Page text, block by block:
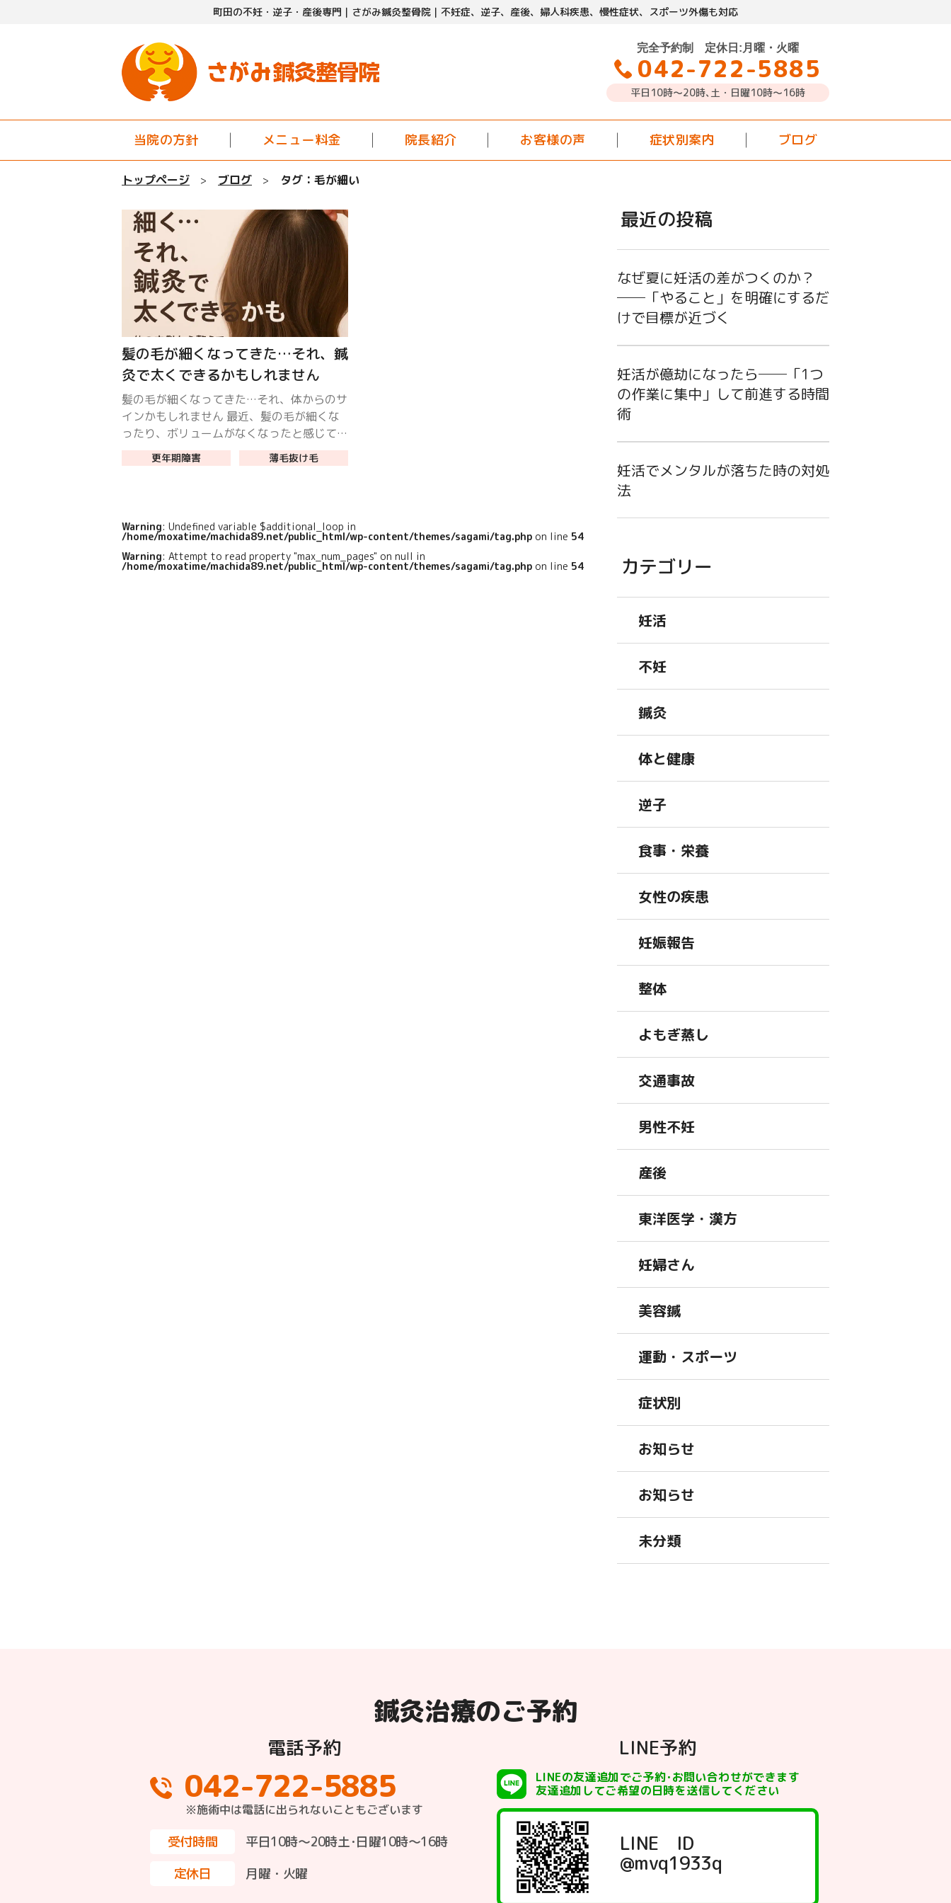
町田の不妊・逆子・産後専門｜さがみ鍼灸整骨院｜ 不妊症、逆子、産後、 婦人科疾患、慢性症状、スポーツ外傷も対応
完全予約制 定休日:月曜・火曜
042-722-5885
平日10時～20時､土・日曜10時〜16時
当院の方針 メニュー料金 院長紹介 お客様の声 症状別案内 ブログ
トップページ ブログ タグ：毛が細い
髪の毛が細くなってきた…それ、鍼
灸で太くできるかもしれません
髪の毛が細くなってきた…それ、体からのサ
インかもしれません 最近、髪の毛が細くな
ったり、ボリュームがなくなったと感じてい
ませんか？加齢やストレス、ホルモンバラン
スの乱れなど、原因はさまざまですが、東洋
更年期障害 薄毛抜け毛
Warning: Undefined variable $additional_loop in
/home/moxatime/machida89.net/public_html/wp-content/themes/sagami/tag.php on line 54
Warning: Attempt to read property "max_num_pages" on null in
/home/moxatime/machida89.net/public_html/wp-content/themes/sagami/tag.php on line 54
最近の投稿
なぜ夏に妊活の差がつくのか？
──「やること」を明確にするだ
けで目標が近づく
妊活が億劫になったら──「1つ
の作業に集中」して前進する時間
術
妊活でメンタルが落ちた時の対処
法
カテゴリー
妊活
不妊
鍼灸
体と健康
逆子
食事・栄養
女性の疾患
妊娠報告
整体
よもぎ蒸し
交通事故
男性不妊
産後
東洋医学・漢方
妊婦さん
美容鍼
運動・スポーツ
症状別
お知らせ
お知らせ
未分類
鍼灸治療のご予約
電話予約
042-722-5885
※施術中は電話に出られないこともございます
受付時間 平日10時～20時土･日曜10時〜16時
定休日
月曜・火曜
LINE予約
LINEの友達追加でご予約･お問い合わせができます
友達追加してご希望の日時を送信してください
LINE ID
@mvq1933q